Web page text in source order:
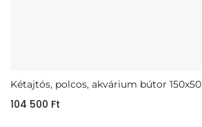
Kétajtós, polcos, akvárium bútor 150x50
104 500 Ft